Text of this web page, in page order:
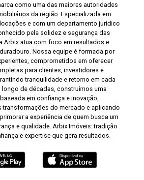
como uma das maiores autoridades
da região. Especializada em
e com um departamento jurídico
pela solidez e segurança das
Arbix atua com foco em resultados e
Nossa equipe é formada por
comprometidos em oferecer
para clientes, investidores e
tranquilidade e retorno em cada
longo de décadas, construímos uma
em confiança e inovação,
transformações do mercado e aplicando
a experiência de quem busca um
e qualidade. Arbix Imóveis: tradição
e expertise que gera resultados.